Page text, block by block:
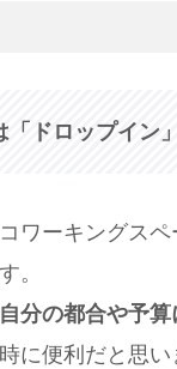
ドロップイン
ワーキングス
。
自分の都合や予
に便利だと思い